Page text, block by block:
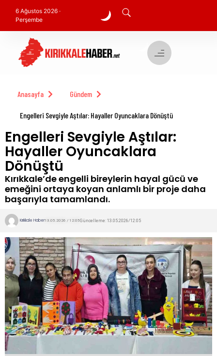
6 Ağustos 2026 ·
Perşembe
Anasayfa Gündem
Engelleri Sevgiyle Aştılar: Hayaller Oyuncaklara Dönüştü
Engelleri Sevgiyle Aştılar:
Hayaller Oyuncaklara
Dönüştü
Kırıkkale’de engelli bireylerin hayal gücü ve
emeğini ortaya koyan anlamlı bir proje daha
başarıyla tamamlandı.
Kırıkkale Haber13.05.2026 / 12:05Güncelleme: 13.05.2026/12:05